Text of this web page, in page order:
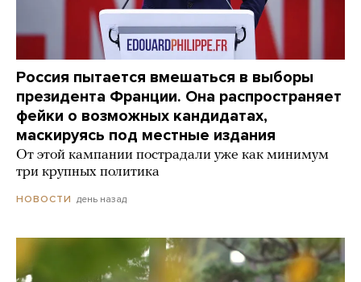
Россия пытается вмешаться в выборы
президента Франции. Она распространяет
фейки о возможных кандидатах,
маскируясь под местные издания
От этой кампании пострадали уже как минимум
три крупных политика
НОВОСТИ день назад